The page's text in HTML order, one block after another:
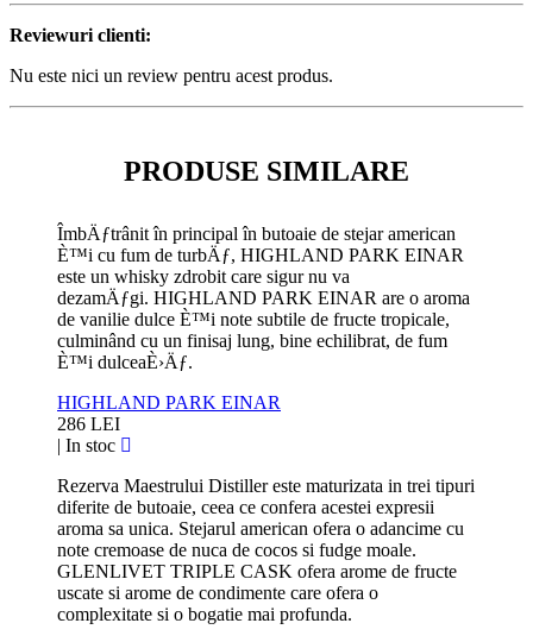
Reviewuri clienti:
Nu este nici un review pentru acest produs.
PRODUSE SIMILARE
ÎmbÄƒtrânit în principal în butoaie de stejar american
È™i cu fum de turbÄƒ, HIGHLAND PARK EINAR
este un whisky zdrobit care sigur nu va
dezamÄƒgi. HIGHLAND PARK EINAR are o aroma
de vanilie dulce È™i note subtile de fructe tropicale,
culminând cu un finisaj lung, bine echilibrat, de fum
È™i dulceaÈ›Äƒ.
HIGHLAND PARK EINAR
286 LEI
| In stoc
Rezerva Maestrului Distiller este maturizata in trei tipuri
diferite de butoaie, ceea ce confera acestei expresii
aroma sa unica. Stejarul american ofera o adancime cu
note cremoase de nuca de cocos si fudge moale.
GLENLIVET TRIPLE CASK ofera arome de fructe
uscate si arome de condimente care ofera o
complexitate si o bogatie mai profunda.